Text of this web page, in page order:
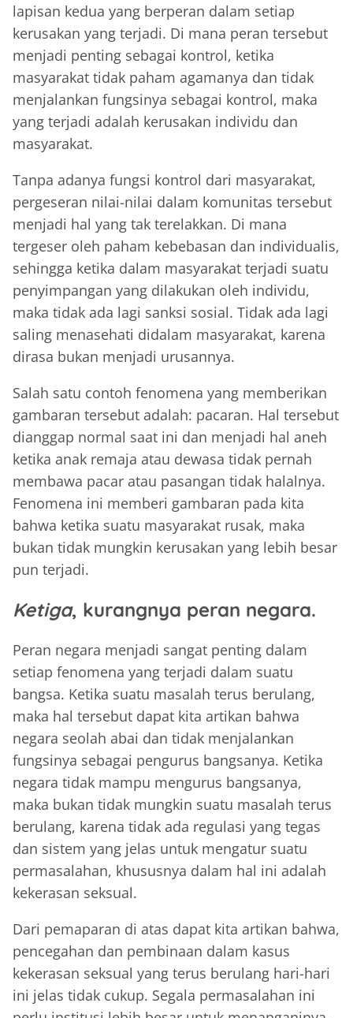
lapisan kedua yang berperan dalam setiap
kerusakan yang terjadi. Di mana peran tersebut
menjadi penting sebagai kontrol, ketika
masyarakat tidak paham agamanya dan tidak
menjalankan fungsinya sebagai kontrol, maka
yang terjadi adalah kerusakan individu dan
masyarakat.
Tanpa adanya fungsi kontrol dari masyarakat,
pergeseran nilai-nilai dalam komunitas tersebut
menjadi hal yang tak terelakkan. Di mana
tergeser oleh paham kebebasan dan individualis,
sehingga ketika dalam masyarakat terjadi suatu
penyimpangan yang dilakukan oleh individu,
maka tidak ada lagi sanksi sosial. Tidak ada lagi
saling menasehati didalam masyarakat, karena
dirasa bukan menjadi urusannya.
Salah satu contoh fenomena yang memberikan
gambaran tersebut adalah: pacaran. Hal tersebut
dianggap normal saat ini dan menjadi hal aneh
ketika anak remaja atau dewasa tidak pernah
membawa pacar atau pasangan tidak halalnya.
Fenomena ini memberi gambaran pada kita
bahwa ketika suatu masyarakat rusak, maka
bukan tidak mungkin kerusakan yang lebih besar
pun terjadi.
Ketiga, kurangnya peran negara.
Peran negara menjadi sangat penting dalam
setiap fenomena yang terjadi dalam suatu
bangsa. Ketika suatu masalah terus berulang,
maka hal tersebut dapat kita artikan bahwa
negara seolah abai dan tidak menjalankan
fungsinya sebagai pengurus bangsanya. Ketika
negara tidak mampu mengurus bangsanya,
maka bukan tidak mungkin suatu masalah terus
berulang, karena tidak ada regulasi yang tegas
dan sistem yang jelas untuk mengatur suatu
permasalahan, khususnya dalam hal ini adalah
kekerasan seksual.
Dari pemaparan di atas dapat kita artikan bahwa,
pencegahan dan pembinaan dalam kasus
kekerasan seksual yang terus berulang hari-hari
ini jelas tidak cukup. Segala permasalahan ini